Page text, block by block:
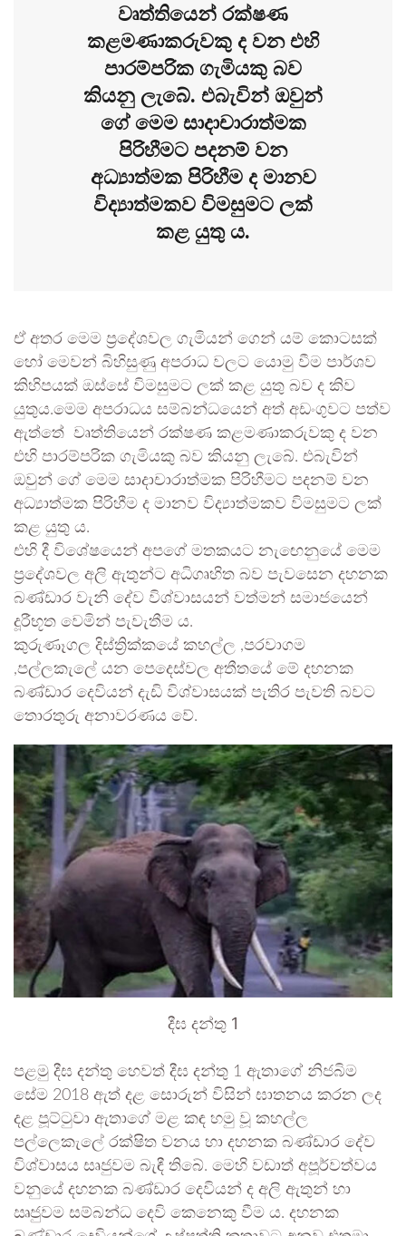
වෘත්තියෙන් රක්ෂණ
කළමණාකරුවකු ද වන එහි
පාරම්පරික ගැමියකු බව
කියනු ලැබේ. එබැවින් ඔවුන්
ගේ මෙම සාදාචාරාත්මක
පිරිහීමට පදනම් වන
අධ්‍යාත්මක පිරිහීම ද මානව
විද්‍යාත්මකව විමසුමට ලක්
කළ යුතු ය.
ඒ අතර මෙම ප්‍රදේශවල ගැමියන් ගෙන් යම් කොටසක්
හෝ මෙවන් බිහිසුණු අපරාධ වලට යොමු වීම පාර්ශව
කිහිපයක් ඔස්සේ විමසුමට ලක් කළ යුතු බව ද කිව
යුතුය.මෙම අපරාධය සම්බන්ධයෙන් අත් අඩංගුවට පත්ව
ඇත්තේ වෘත්තියෙන් රක්ෂණ කළමණාකරුවකු ද වන
එහි පාරම්පරික ගැමියකු බව කියනු ලැබේ. එබැවින්
ඔවුන් ගේ මෙම සාදාචාරාත්මක පිරිහීමට පදනම් වන
අධ්‍යාත්මක පිරිහීම ද මානව විද්‍යාත්මකව විමසුමට ලක්
කළ යුතු ය.
එහි දී විශේෂයෙන් අපගේ මතකයට නැඟෙනුයේ මෙම
ප්‍රදේශවල අලි ඇතුන්ට අධිගෘහිත බව පැවසෙන දහනක
බණ්ඩාර වැනි දේව විශ්වාසයන් වත්මන් සමාජයෙන්
දූරීභූත වෙමින් පැවැතීම ය.
කුරුණෑගල දිස්ත්‍රික්කයේ කහල්ල ,පරවාගම
,පල්ලකැලේ යන පෙදෙස්වල අතීතයේ මේ දහනක
බණ්ඩාර දෙවියන් දැඩි විශ්වාසයක් පැතිර පැවති බවට
තොරතුරු අනාවරණය වේ.
දීඝ දන්තු 1
පළමු දීඝ දන්තු හෙවත් දීඝ දන්තු 1 ඇතාගේ නිජබිම
සේම 2018 ඇත් දළ සොරුන් විසින් ඝාතනය කරන ලද
දළ පූට්ටුවා ඇතාගේ මළ කඳ හමු වූ කහල්ල
පල්ලෙකැලේ රක්ෂිත වනය හා දහනක බණ්ඩාර දේව
විශ්වාසය සෘජුවම බැඳී තිබේ. මෙහි වඩාත් අපූර්වත්වය
වනුයේ දහනක බණ්ඩාර දෙවියන් ද අලි ඇතුන් හා
ඍජුවම සම්බන්ධ දෙවි කෙනෙකු වීම ය. දහනක